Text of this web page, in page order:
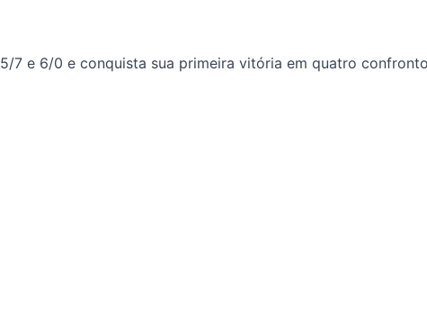
e 6/0 e conquista sua primeira vitória em quatro